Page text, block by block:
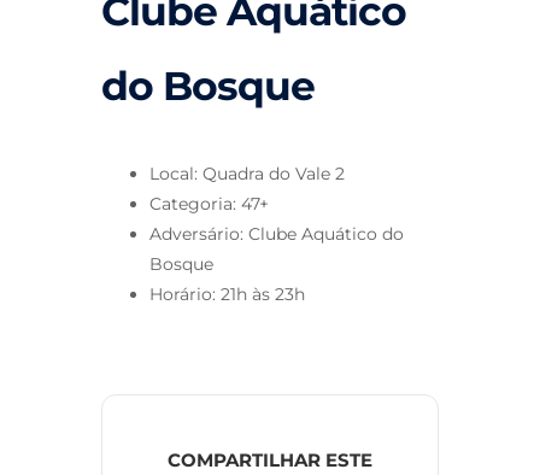
Clube Aquático
do Bosque
Local: Quadra do Vale 2
Categoria: 47+
Adversário: Clube Aquático do
Bosque
Horário: 21h às 23h
COMPARTILHAR ESTE